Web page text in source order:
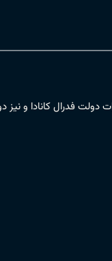
فدرال کانادا و